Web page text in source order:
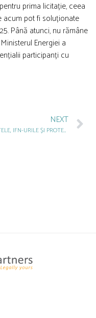
prima licitație, ceea
acum pot fi soluționate
Până atunci, nu rămâne
Energiei a
participanți cu
NEXT
CREDITELE, IFN-URILE ȘI PROTECȚIA INCOERENTĂ A CONSUMATORULUI